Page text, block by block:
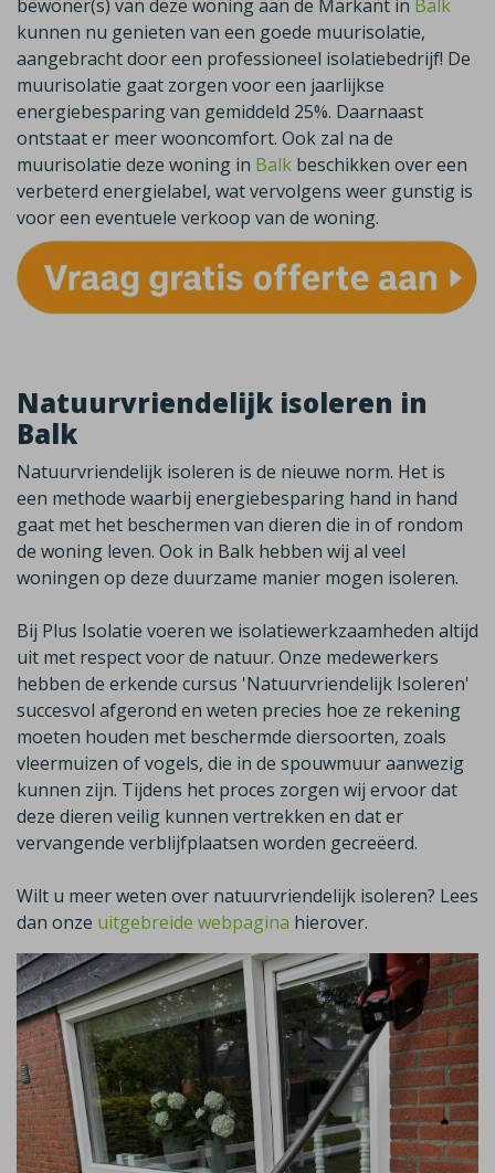
bewoner(s) van deze woning aan de Markant in Balk
kunnen nu genieten van een goede muurisolatie,
aangebracht door een professioneel isolatiebedrijf! De
muurisolatie gaat zorgen voor een jaarlijkse
energiebesparing van gemiddeld 25%. Daarnaast
ontstaat er meer wooncomfort. Ook zal na de
muurisolatie deze woning in Balk beschikken over een
verbeterd energielabel, wat vervolgens weer gunstig is
voor een eventuele verkoop van de woning.
Natuurvriendelijk isoleren in
Balk
Natuurvriendelijk isoleren is de nieuwe norm. Het is
een methode waarbij energiebesparing hand in hand
gaat met het beschermen van dieren die in of rondom
de woning leven. Ook in Balk hebben wij al veel
woningen op deze duurzame manier mogen isoleren.
Bij Plus Isolatie voeren we isolatiewerkzaamheden altijd
uit met respect voor de natuur. Onze medewerkers
hebben de erkende cursus 'Natuurvriendelijk Isoleren'
succesvol afgerond en weten precies hoe ze rekening
moeten houden met beschermde diersoorten, zoals
vleermuizen of vogels, die in de spouwmuur aanwezig
kunnen zijn. Tijdens het proces zorgen wij ervoor dat
deze dieren veilig kunnen vertrekken en dat er
vervangende verblijfplaatsen worden gecreëerd.
Wilt u meer weten over natuurvriendelijk isoleren? Lees
dan onze uitgebreide webpagina hierover.